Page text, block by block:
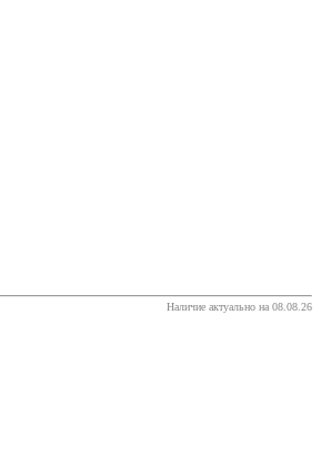
Наличие актуально на 08.08.26